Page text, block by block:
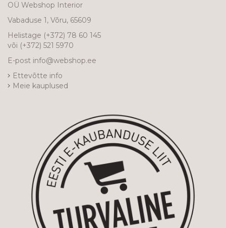
OÜ Webshop Interior
Vabaduse 1, Võru, 65609
Helistage (+372) 78 60 145
või (+372) 521 5970
E-post info@webshop.ee
Ettevõtte info
Meie kauplused